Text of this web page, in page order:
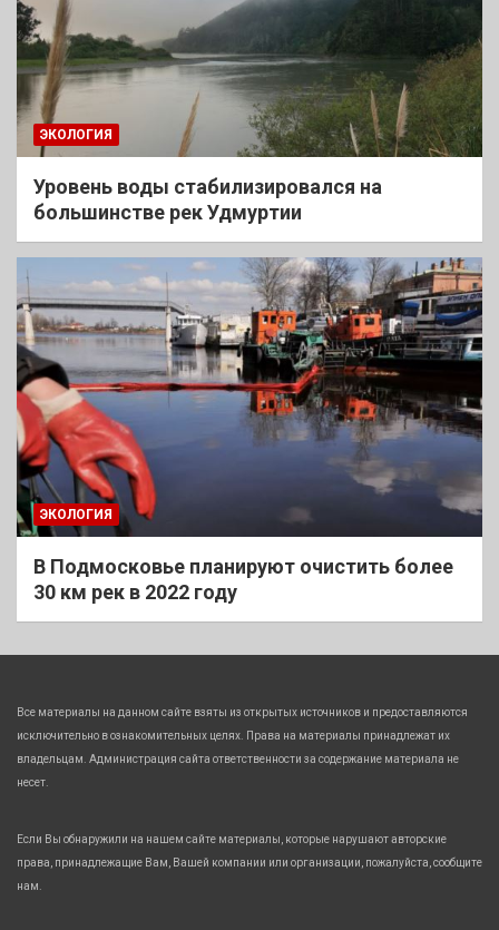
ЭКОЛОГИЯ
Уровень воды стабилизировался на
большинстве рек Удмуртии
ЭКОЛОГИЯ
В Подмосковье планируют очистить более
30 км рек в 2022 году
Все материалы на данном сайте взяты из открытых источников и предоставляются
исключительно в ознакомительных целях. Права на материалы принадлежат их
владельцам. Администрация сайта ответственности за содержание материала не
несет.
Если Вы обнаружили на нашем сайте материалы, которые нарушают авторские
права, принадлежащие Вам, Вашей компании или организации, пожалуйста, сообщите
нам.